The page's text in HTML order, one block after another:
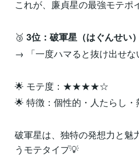
これが、廉貞星の最強モテポ
🥉 3位：破軍星（はぐんせい）
→ 「一度ハマると抜け出せな
🌟 モテ度：★★★★☆
🌟 特徴：個性的・人たらし
破軍星は、独特の発想力と魅
うモテタイプ💡